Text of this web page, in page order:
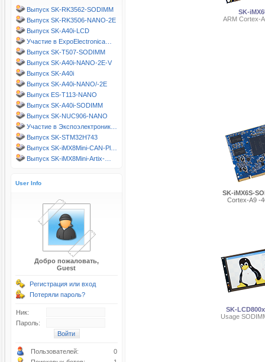
Выпуск SK-RK3562-SODIMM
Выпуск SK-RK3506-NANO-2E
Выпуск SK-A40i-LCD
Участие в ExpoElectronica…
Выпуск SK-T507-SODIMM
Выпуск SK-A40i-NANO-2E-V
Выпуск SK-A40i
Выпуск SK-A40i-NANO/-2E
Выпуск ES-T113-NANO
Выпуск SK-A40i-SODIMM
Выпуск SK-NUC906-NANO
Участие в Экспоэлектроник…
Выпуск SK-STM32H743
Выпуск SK-iMX8Mini-CAN-Pl…
Выпуск SK-iMX8Mini-Artix-…
User Info
Добро пожаловать,
Guest
Регистрация или вход
Потеряли пароль?
Ник:
Пароль:
Пользователей:
0
SK-
ARM Cortex-
SK-iMX6S-
Cortex-A9 -
SK-
Usage